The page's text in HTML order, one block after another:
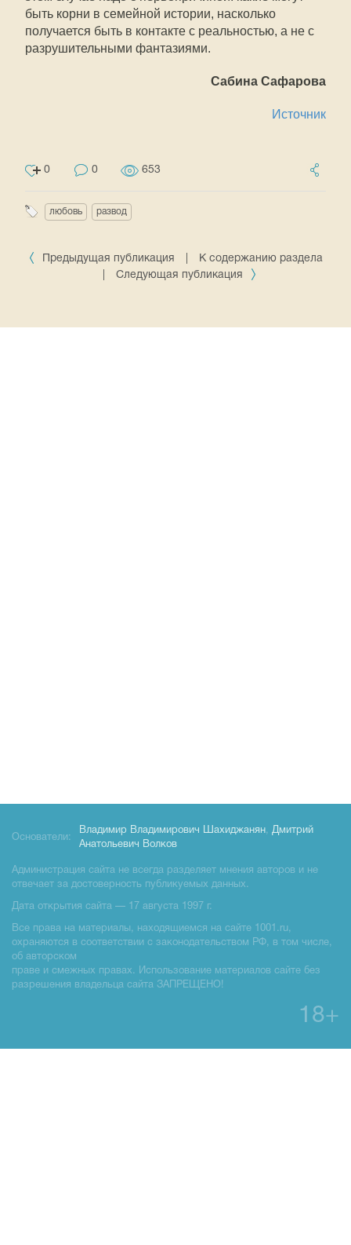
быть корни в семейной истории, насколько
получается быть в контакте с реальностью, а не с
разрушительными фантазиями.
Сабина Сафарова
Источник
0 0 653
любовь развод
Предыдущая публикация
К содержанию раздела
Следующая публикация
Основатели:
Владимир Владимирович Шахиджанян, Дмитрий
Анатольевич Волков
Администрация сайта не всегда разделяет мнения авторов и не
отвечает за достоверность публикуемых данных.
Дата открытия сайта — 17 августа 1997 г.
Все права на материалы, находящиемся на сайте 1001.ru,
охраняются в соответствии с законодательством РФ, в том числе,
об авторском
праве и смежных правах. Использование материалов сайте без
разрешения владельца сайта ЗАПРЕЩЕНО!
18+